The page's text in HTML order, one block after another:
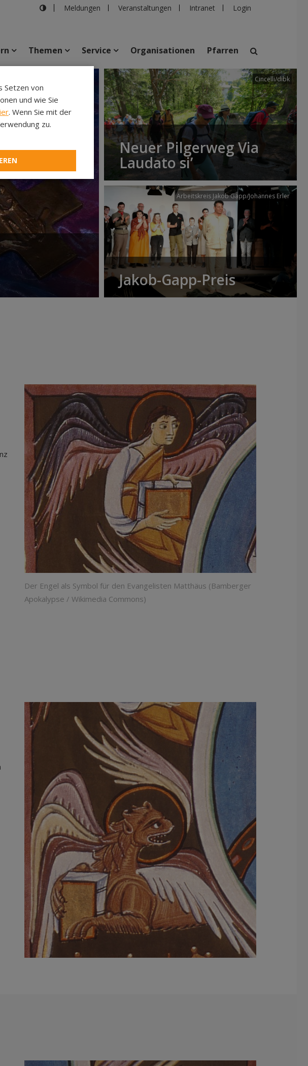
Meldungen Veranstaltungen Intranet Login
suchen
Veranstaltungen Personen Pfarren Einrichtungen
Themen Service Organisationen Pfarren
Cincelli/dibk
Neuer Pilgerweg Via
Laudato si’
Arbeitskreis Jakob Gapp/Johannes Erler
Jakob-Gapp-Preis
Der Engel als Symbol für den Evangelisten Matthäus (Bamberger
Apokalypse / Wikimedia Commons)
Setzen von
und wie Sie
. Wenn Sie mit der
zu.